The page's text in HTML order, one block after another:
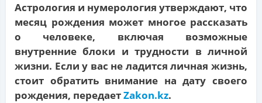
Астрология и нумерология утверждают, что
месяц рождения может многое рассказать
о человеке, включая возможные
внутренние блоки и трудности в личной
жизни. Если у вас не ладится личная жизнь,
стоит обратить внимание на дату своего
рождения, передаетZakon.kz.